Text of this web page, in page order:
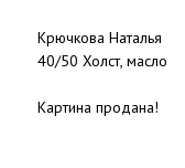
Крючкова Наталья
40/50 Холст, масло
Картина продана!